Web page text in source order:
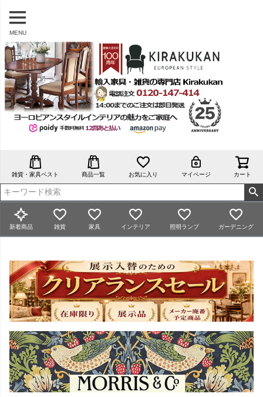
MENU
雑貨・家具ベスト 商品一覧 お気に入り マイページ カート
新着商品 雑貨 家具 インテリア 照明ランプ ガーデニング